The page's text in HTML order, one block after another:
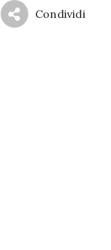
Condividi